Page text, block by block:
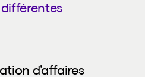
d’affaires